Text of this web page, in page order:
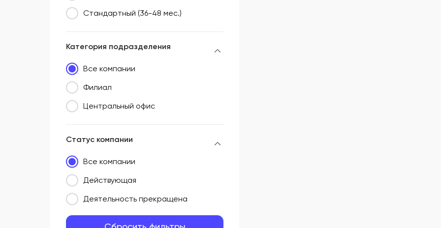
Стандартный (36-48 мес.)
Категория подразделения
Все компании
Филиал
Центральный офис
Статус компании
Все компании
Действующая
Деятельность прекращена